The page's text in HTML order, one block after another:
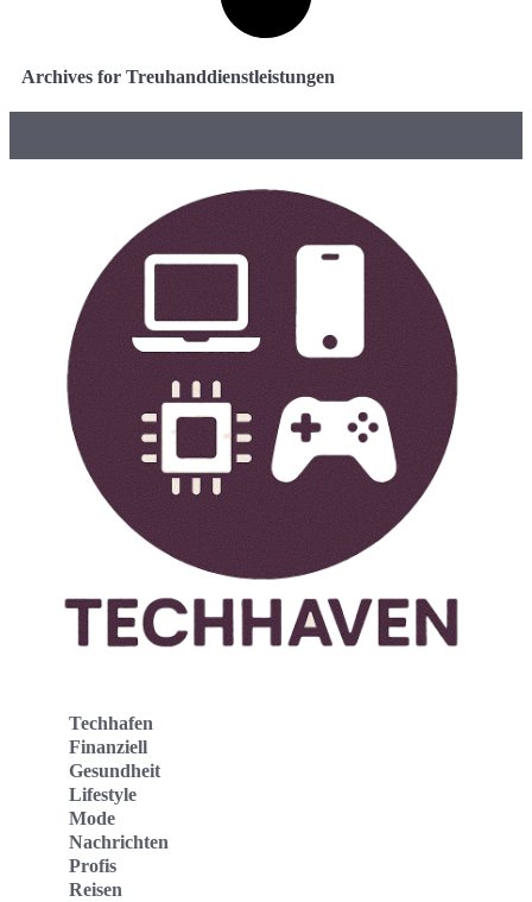
Archives for Treuhanddienstleistungen
Techhafen
Finanziell
Gesundheit
Lifestyle
Mode
Nachrichten
Profis
Reisen